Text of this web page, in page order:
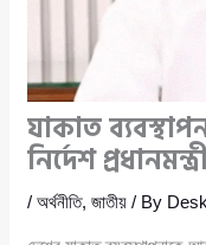
যাকাত
নির্দেশ
/অর্থনীতি,জাতীয় / By